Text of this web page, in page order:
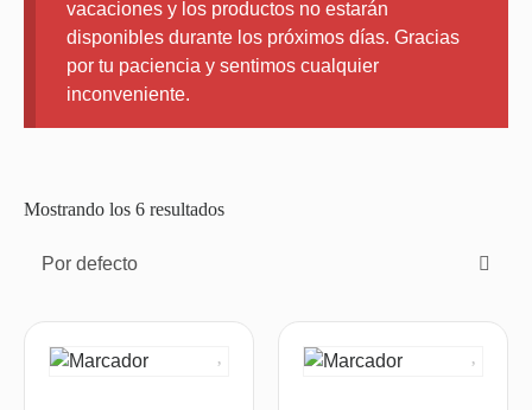
vacaciones y los productos no estarán
disponibles durante los próximos días. Gracias
por tu paciencia y sentimos cualquier
inconveniente.
Mostrando los 6 resultados
Por defecto